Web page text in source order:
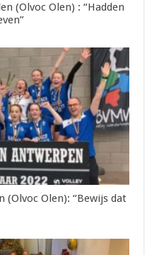
(Olvoc Olen) : “Hadden
(Olvoc Olen): “Bewijs dat